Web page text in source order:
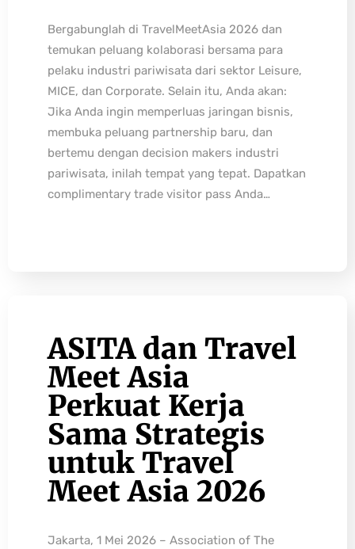
Bergabunglah di TravelMeetAsia 2026 dan
temukan peluang kolaborasi bersama para
pelaku industri pariwisata dari sektor Leisure,
MICE, dan Corporate. Selain itu, Anda akan:
Jika Anda ingin memperluas jaringan bisnis,
membuka peluang partnership baru, dan
bertemu dengan decision makers industri
pariwisata, inilah tempat yang tepat. Dapatkan
complimentary trade visitor pass Anda…
ASITA dan Travel
Meet Asia
Perkuat Kerja
Sama Strategis
untuk Travel
Meet Asia 2026
Jakarta, 1 Mei 2026 – Association of The